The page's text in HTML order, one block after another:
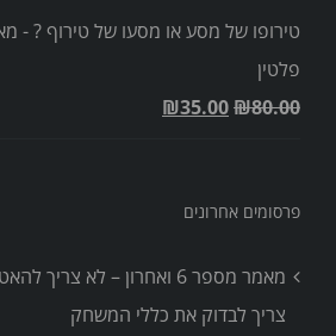
טירופו של מסע או מסעו של טירוף ? -
פלטין
₪80.00
₪35.00
פרסומים אחרונים
מאמר מספר 6 ואחרון – לא
צריך לבדוק את כללי המשחק